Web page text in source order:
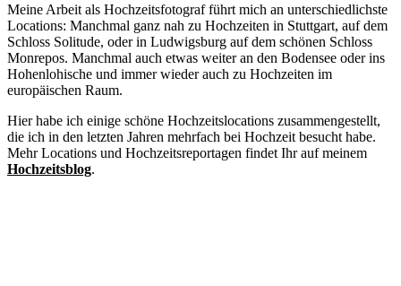
Meine Arbeit als Hochzeitsfotograf führt mich an unterschiedlichste
Locations: Manchmal ganz nah zu Hochzeiten in Stuttgart, auf dem
Schloss Solitude, oder in Ludwigsburg auf dem schönen Schloss
Monrepos. Manchmal auch etwas weiter an den Bodensee oder ins
Hohenlohische und immer wieder auch zu Hochzeiten im
europäischen Raum.
Hier habe ich einige schöne Hochzeitslocations zusammengestellt,
die ich in den letzten Jahren mehrfach bei Hochzeit besucht habe.
Mehr Locations und Hochzeitsreportagen findet Ihr auf meinem
Hochzeitsblog.